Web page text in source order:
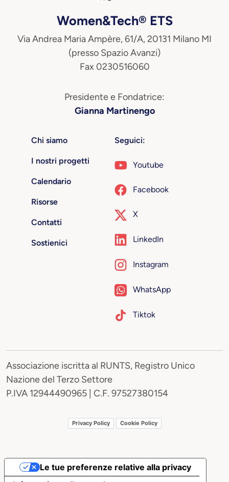
Women&Tech® ETS
Via Andrea Maria Ampère, 61/A, 20131 Milano MI
(presso Spazio Avanzi)
Fax 0230516060
Presidente e Fondatrice:
Gianna Martinengo
Chi siamo
I nostri progetti
Calendario
Risorse
Contatti
Sostienici
Seguici:
Youtube
Facebook
X
LinkedIn
Instagram
WhatsApp
Tiktok
Associazione iscritta al RUNTS, Registro Unico
Nazione del Terzo Settore
P.IVA 12944490965 | C.F. 97527380154
Privacy Policy Cookie Policy
Le tue preferenze relative alla privacy